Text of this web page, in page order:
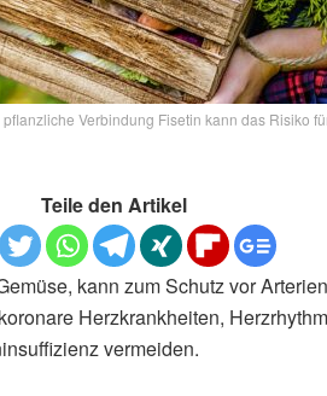
Verbindung Fisetin kann das Risiko
Teile den Artikel
kann zum Schutz vor
Herzkrankheiten,
vermeiden.